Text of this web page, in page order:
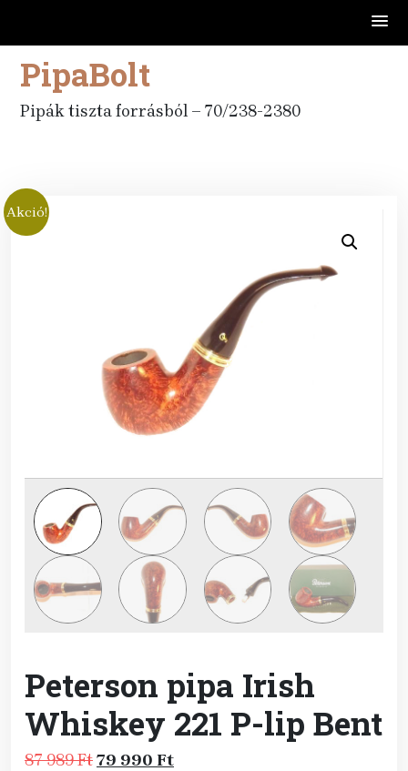
Skip
content
PipaBolt
Pipák tiszta forrásból – 70/238-2380
Akció!
Peterson pipa Irish
Whiskey 221 P-lip Bent
87 989FtOriginal
79 990 FtCurrent